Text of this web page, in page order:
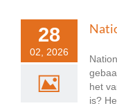
28
02, 2026
het
is?